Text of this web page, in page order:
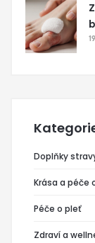
Doplňky
Krása a péče
Péče o pleť
Zdraví a